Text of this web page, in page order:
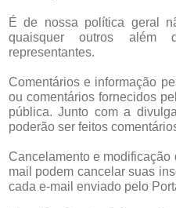
É de nossa política geral
quaisquer outros além
representantes.
Comentários e informação
ou comentários fornecidos
pública. Junto com a
poderão ser feitos
Cancelamento e
mail podem cancelar suas
cada e-mail enviado pelo